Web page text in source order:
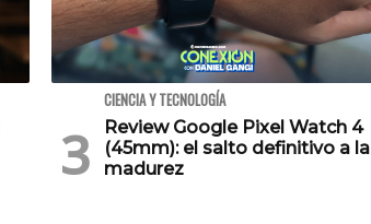
CIENCIA Y TECNOLOGÍA
Review Google Pixel Watch 4
(45mm): el salto definitivo a la
madurez